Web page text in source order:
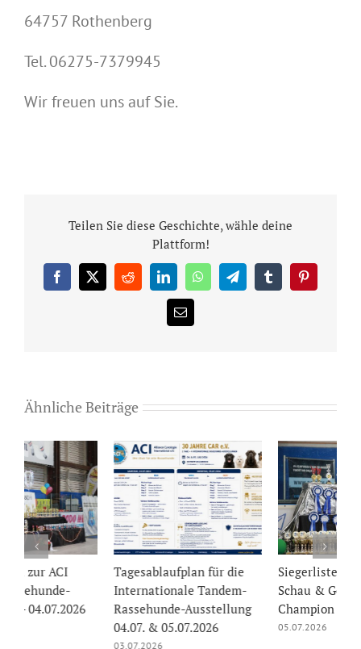
64757 Rothenberg
Tel. 06275-7379945
Wir freuen uns auf Sie.
Teilen Sie diese Geschichte, wähle deine
Plattform!
Facebook
X RedditLinkedInWhatsAppTelegramTumblrPinterest
E-
Mail
Ähnliche Beiträge
Tagesablaufplan für die
Internationale Tandem-
Rassehunde-Ausstellung
04.07. & 05.07.2026
Siegerliste Welt Sieger
Schau & German
Champion Cup 05.07.2026
05.07.2026